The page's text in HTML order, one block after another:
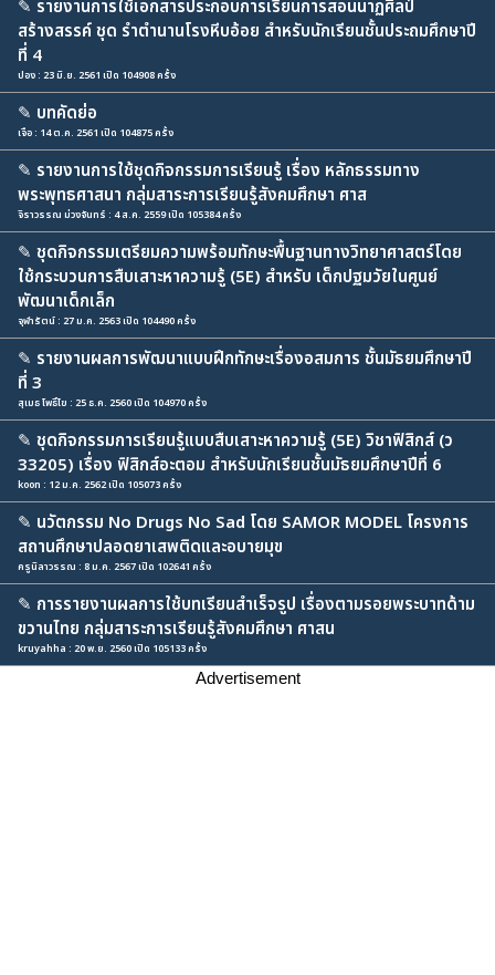
✎ รายงานการใช้เอกสารประกอบการเรียนการสอนนาฏศิลป์
สร้างสรรค์ ชุด รำตำนานโรงหีบอ้อย สำหรับนักเรียนชั้นประถมศึกษาปี
ที่ 4
ปอง : 23 มิ.ย. 2561 เปิด 104908 ครั้ง
✎ บทคัดย่อ
เจือ : 14 ต.ค. 2561 เปิด 104875 ครั้ง
✎ รายงานการใช้ชุดกิจกรรมการเรียนรู้ เรื่อง หลักธรรมทาง
พระพุทธศาสนา กลุ่มสาระการเรียนรู้สังคมศึกษา ศาส
จิราวรรณ ม่วงจันทร์ : 4 ส.ค. 2559 เปิด 105384 ครั้ง
✎ ชุดกิจกรรมเตรียมความพร้อมทักษะพื้นฐานทางวิทยาศาสตร์โดย
ใช้กระบวนการสืบเสาะหาความรู้ (5E) สำหรับ เด็กปฐมวัยในศูนย์
พัฒนาเด็กเล็ก
จุฬารัตน์ : 27 ม.ค. 2563 เปิด 104490 ครั้ง
✎ รายงานผลการพัฒนาแบบฝึกทักษะเรื่องอสมการ ชั้นมัธยมศึกษาปี
ที่ 3
สุเมธ โพธิ์ไข : 25 ธ.ค. 2560 เปิด 104970 ครั้ง
✎ ชุดกิจกรรมการเรียนรู้แบบสืบเสาะหาความรู้ (5E) วิชาฟิสิกส์ (ว
33205) เรื่อง ฟิสิกส์อะตอม สำหรับนักเรียนชั้นมัธยมศึกษาปีที่ 6
koon : 12 ม.ค. 2562 เปิด 105073 ครั้ง
✎ นวัตกรรม No Drugs No Sad โดย SAMOR MODEL โครงการ
สถานศึกษาปลอดยาเสพติดและอบายมุข
ครูนิลาวรรณ : 8 ม.ค. 2567 เปิด 102641 ครั้ง
✎ การรายงานผลการใช้บทเรียนสำเร็จรูป เรื่องตามรอยพระบาทด้าม
ขวานไทย กลุ่มสาระการเรียนรู้สังคมศึกษา ศาสน
kruyahha : 20 พ.ย. 2560 เปิด 105133 ครั้ง
Advertisement